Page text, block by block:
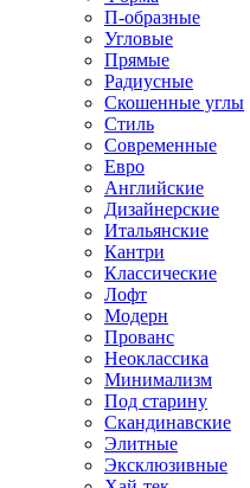
П-образные
Угловые
Прямые
Радиусные
Скошенные углы
Стиль
Современные
Евро
Английские
Дизайнерские
Итальянские
Кантри
Классические
Лофт
Модерн
Прованс
Неоклассика
Минимализм
Под старину
Скандинавские
Элитные
Эксклюзивные